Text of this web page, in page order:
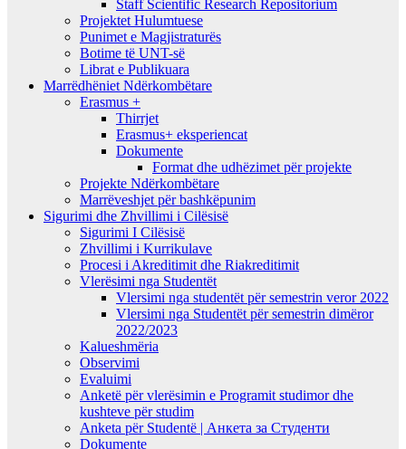
Staff Scientific Research Repositorium
Projektet Hulumtuese
Punimet e Magjistraturës
Botime të UNT-së
Librat e Publikuara
Marrëdhëniet Ndërkombëtare
Erasmus +
Thirrjet
Erasmus+ eksperiencat
Dokumente
Format dhe udhëzimet për projekte
Projekte Ndërkombëtare
Marrëveshjet për bashkëpunim
Sigurimi dhe Zhvillimi i Cilësisë
Sigurimi I Cilësisë
Zhvillimi i Kurrikulave
Procesi i Akreditimit dhe Riakreditimit
Vlerësimi nga Studentët
Vlersimi nga studentët për semestrin veror 2022
Vlersimi nga Studentët për semestrin dimëror
2022/2023
Kalueshmëria
Observimi
Evaluimi
Anketë për vlerësimin e Programit studimor dhe
kushteve për studim
Anketa për Studentë | Анкета за Студенти
Dokumente